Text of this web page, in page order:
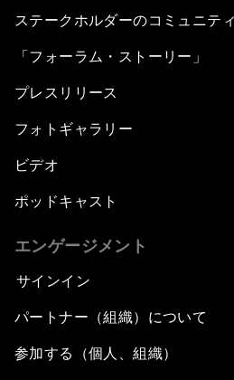
ステークホルダーのコミュニティ
「フォーラム・ストーリー」
プレスリリース
フォトギャラリー
ビデオ
ポッドキャスト
エンゲージメント
サインイン
パートナー（組織）について
参加する（個人、組織）